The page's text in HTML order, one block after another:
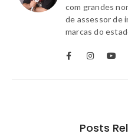
com grandes
de assessor de
marcas do
Posts